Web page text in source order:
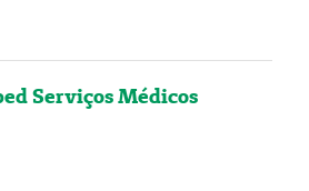
Serviços Médicos